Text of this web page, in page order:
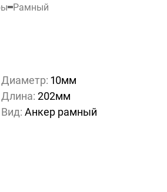
Рамный
Диаметр: 10мм
Длина: 202мм
Вид: Анкер рамный